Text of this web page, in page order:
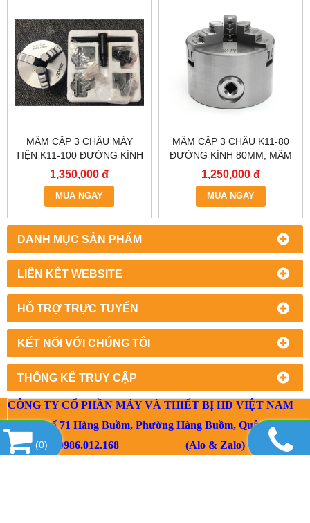
DANH MỤC SẢN PHẨM
LIÊN KẾT WEBSITE
HỖ TRỢ TRỰC TUYẾN
KẾT NỐI VỚI CHÚNG TÔI
THỐNG KÊ TRUY CẬP
MÂM CẶP 3 CHẤU MÁY
TIỆN K11-100 ĐƯỜNG KÍNH
100MM, LATO MÁY TIỆN,
ĐẦU KẸP MÁY TIỆN 1 TẤC,
MÂM CẶP TỰ ĐỊNH TÂM,
MÂM CẶP.
1,350,000 đ
MUA NGAY
MÂM CẶP 3 CHẤU K11-80
ĐƯỜNG KÍNH 80MM, MÂM
CẶP TỰ ĐỊNH TÂM, ĐẦU
KẸP MÂM CẶP 0,8 TẤC.
1,250,000 đ
MUA NGAY
CÔNG TY CỔ PHẦN MÁY VÀ THIẾT BỊ HD VIỆT NAM
Địa chỉ: số 71 Hàng Buồm, Phường Hàng Buồm, Quận Hoàn
Mr Hùng: 0986.012.168 (Alo & Zalo)
(0)